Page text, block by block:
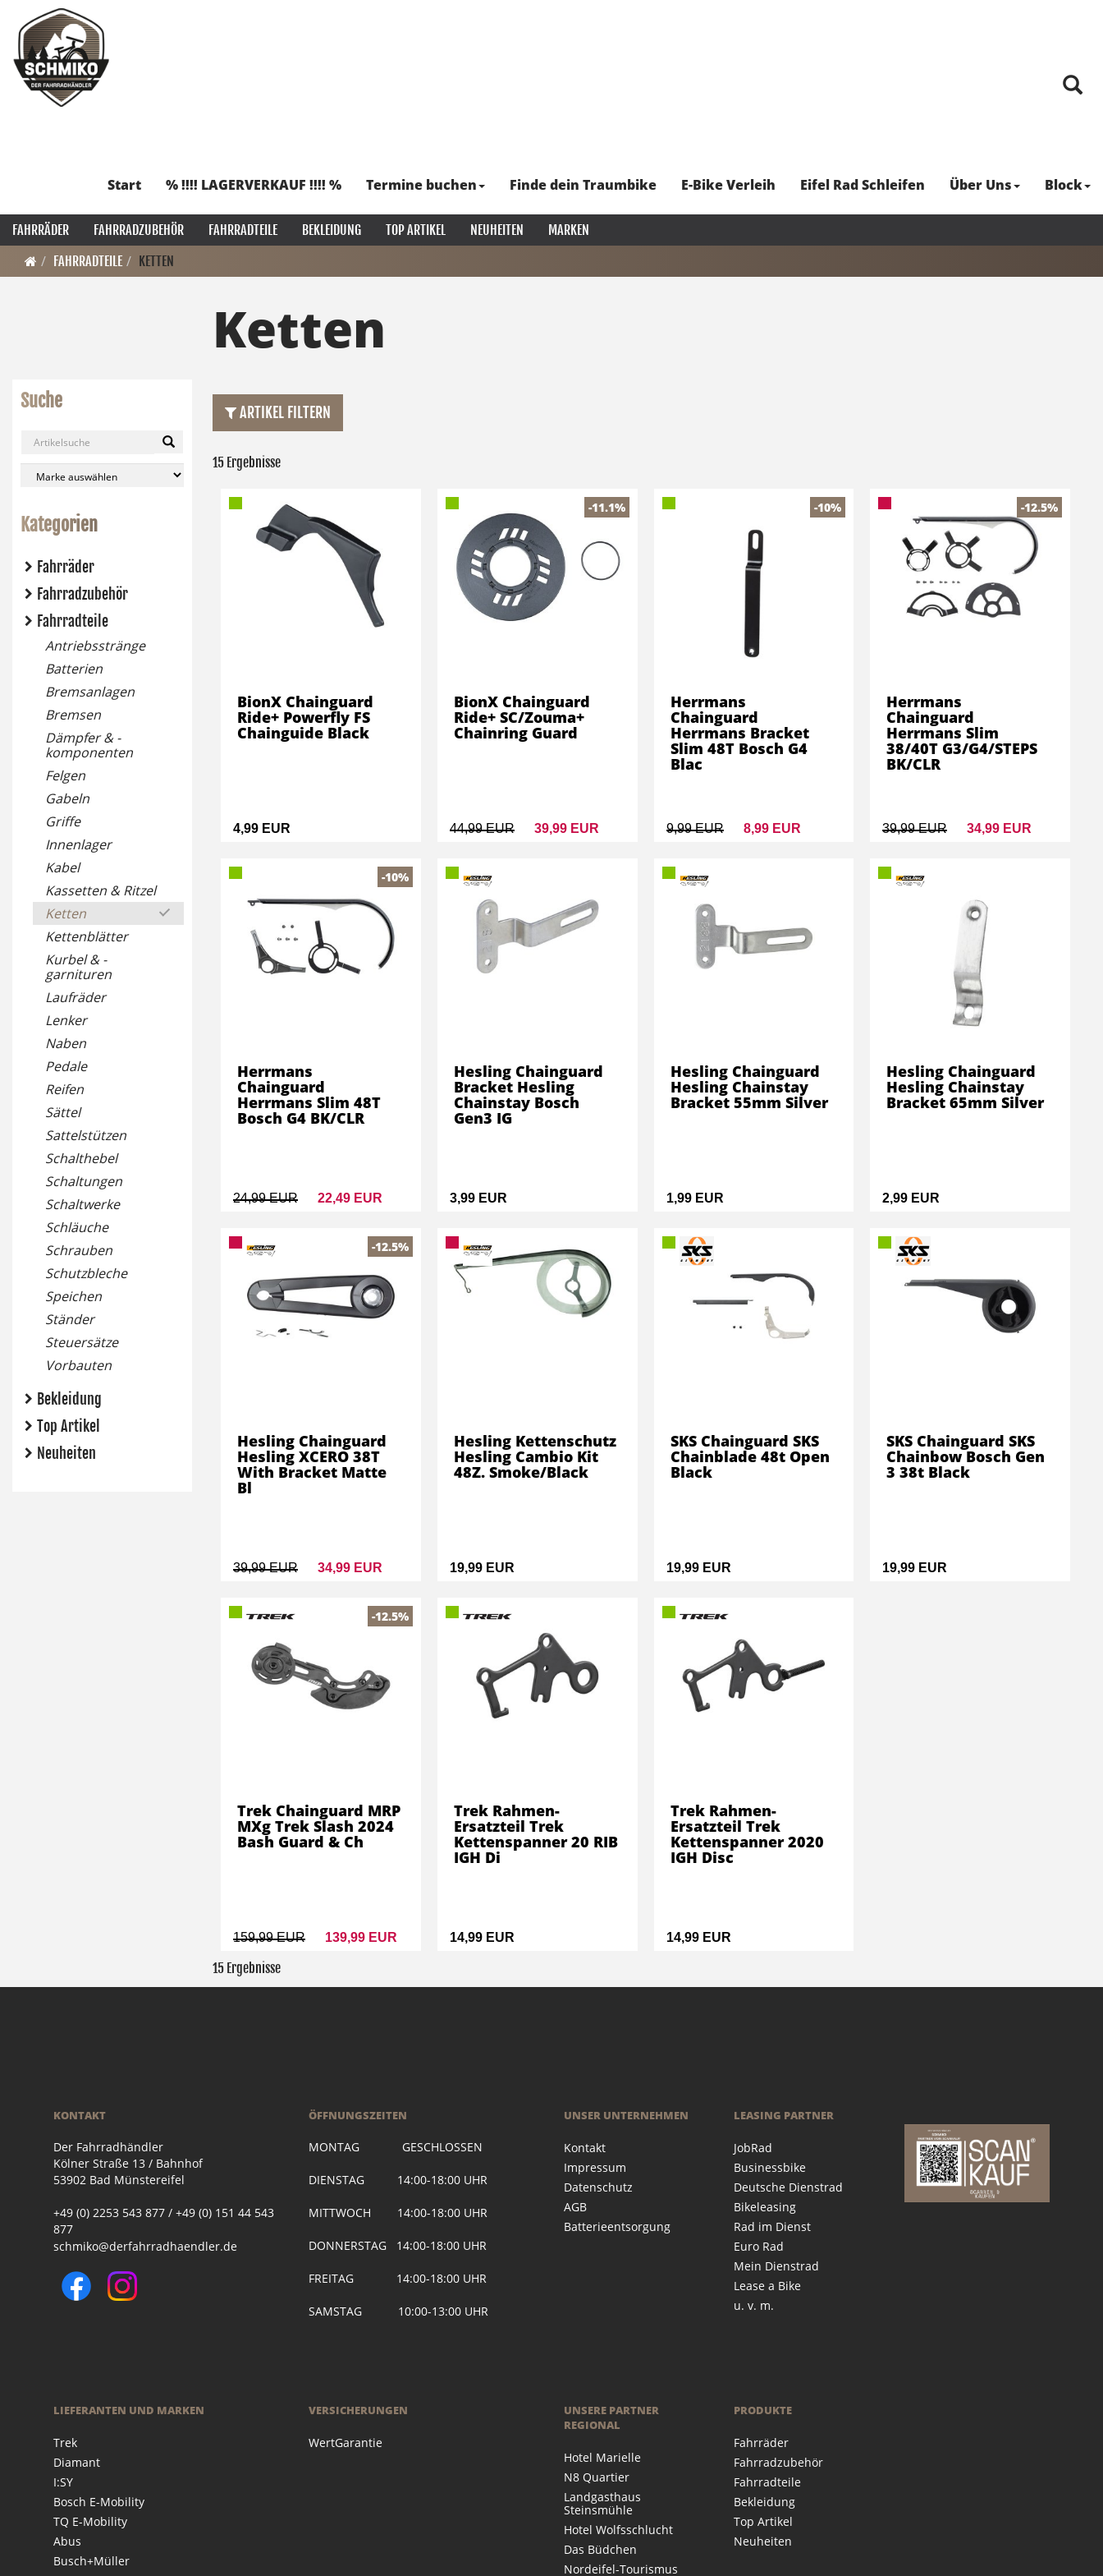
Start % !!!! LAGERVERKAUF !!!! % Termine buchen Finde dein Traumbike E-Bike Verleih Eifel Rad Schleifen Über Uns Block
FAHRRÄDER FAHRRADZUBEHÖR FAHRRADTEILE BEKLEIDUNG TOP ARTIKEL NEUHEITEN
MARKEN
FAHRRADTEILE
KETTEN
Suche
Kategorien
Fahrräder
Fahrradzubehör
Fahrradteile
Antriebsstränge
Batterien
Bremsanlagen
Bremsen
Dämpfer & -
komponenten
Felgen
Gabeln
Griffe
Innenlager
Kabel
Kassetten & Ritzel
Ketten
Kettenblätter
Kurbel & -
garnituren
Laufräder
Lenker
Naben
Pedale
Reifen
Sättel
Sattelstützen
Schalthebel
Schaltungen
Schaltwerke
Schläuche
Schrauben
Schutzbleche
Speichen
Ständer
Steuersätze
Vorbauten
Bekleidung
Top Artikel
Neuheiten
Ketten
ARTIKEL FILTERN
15 Ergebnisse
4,99 EUR
BionX Chainguard
Ride+ Powerfly FS
Chainguide Black
-11.1%
44,99 EUR 39,99 EUR
BionX Chainguard
Ride+ SC/Zouma+
Chainring Guard
-10%
9,99 EUR 8,99 EUR
Herrmans
Chainguard
Herrmans Bracket
Slim 48T Bosch G4
Blac
-12.5%
39,99 EUR 34,99 EUR
Herrmans
Chainguard
Herrmans Slim
38/40T G3/G4/STEPS
BK/CLR
-10%
24,99 EUR 22,49 EUR
Herrmans
Chainguard
Herrmans Slim 48T
Bosch G4 BK/CLR
3,99 EUR
Hesling Chainguard
Bracket Hesling
Chainstay Bosch
Gen3 IG
1,99 EUR
Hesling Chainguard
Hesling Chainstay
Bracket 55mm Silver
2,99 EUR
Hesling Chainguard
Hesling Chainstay
Bracket 65mm Silver
-12.5%
39,99 EUR 34,99 EUR
Hesling Chainguard
Hesling XCERO 38T
With Bracket Matte
Bl
19,99 EUR
Hesling Kettenschutz
Hesling Cambio Kit
48Z. Smoke/Black
19,99 EUR
SKS Chainguard SKS
Chainblade 48t Open
Black
19,99 EUR
SKS Chainguard SKS
Chainbow Bosch Gen
3 38t Black
-12.5%
159,99 EUR 139,99 EUR
Trek Chainguard MRP
MXg Trek Slash 2024
Bash Guard & Ch
14,99 EUR
Trek Rahmen-
Ersatzteil Trek
Kettenspanner 20 RIB
IGH Di
14,99 EUR
Trek Rahmen-
Ersatzteil Trek
Kettenspanner 2020
IGH Disc
15 Ergebnisse
KONTAKT
Der Fahrradhändler
Kölner Straße 13 / Bahnhof
53902 Bad Münstereifel
+49 (0) 2253 543 877 / +49 (0) 151 44 543
877
schmiko@derfahrradhaendler.de
ÖFFNUNGSZEITEN
MONTAG GESCHLOSSEN
DIENSTAG 14:00-18:00 UHR
MITTWOCH 14:00-18:00 UHR
DONNERSTAG 14:00-18:00 UHR
FREITAG 14:00-18:00 UHR
SAMSTAG 10:00-13:00 UHR
UNSER UNTERNEHMEN
Kontakt
Impressum
Datenschutz
AGB
Batterieentsorgung
LEASING PARTNER
JobRad
Businessbike
Deutsche Dienstrad
Bikeleasing
Rad im Dienst
Euro Rad
Mein Dienstrad
Lease a Bike
u. v. m.
LIEFERANTEN UND MARKEN
Trek
Diamant
I:SY
Bosch E-Mobility
TQ E-Mobility
Abus
Busch+Müller
VERSICHERUNGEN
WertGarantie
UNSERE PARTNER
REGIONAL
Hotel Marielle
N8 Quartier
Landgasthaus
Steinsmühle
Hotel Wolfsschlucht
Das Büdchen
Nordeifel-Tourismus
PRODUKTE
Fahrräder
Fahrradzubehör
Fahrradteile
Bekleidung
Top Artikel
Neuheiten